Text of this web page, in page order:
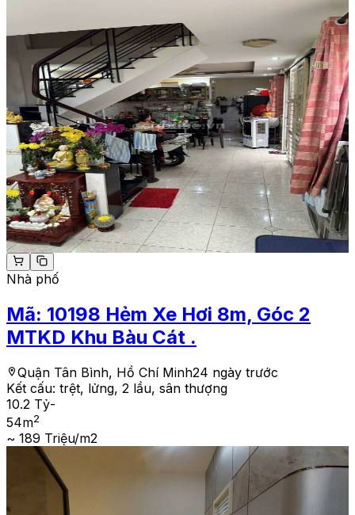
Nhà phố
Mã: 10198 Hẻm Xe Hơi 8m, Góc 2
MTKD Khu Bàu Cát .
Quận Tân Bình, Hồ Chí Minh24 ngày trước
Kết cấu: trệt, lửng, 2 lầu, sân thượng
10.2 Tỷ-
54m2
~ 189 Triệu/m2